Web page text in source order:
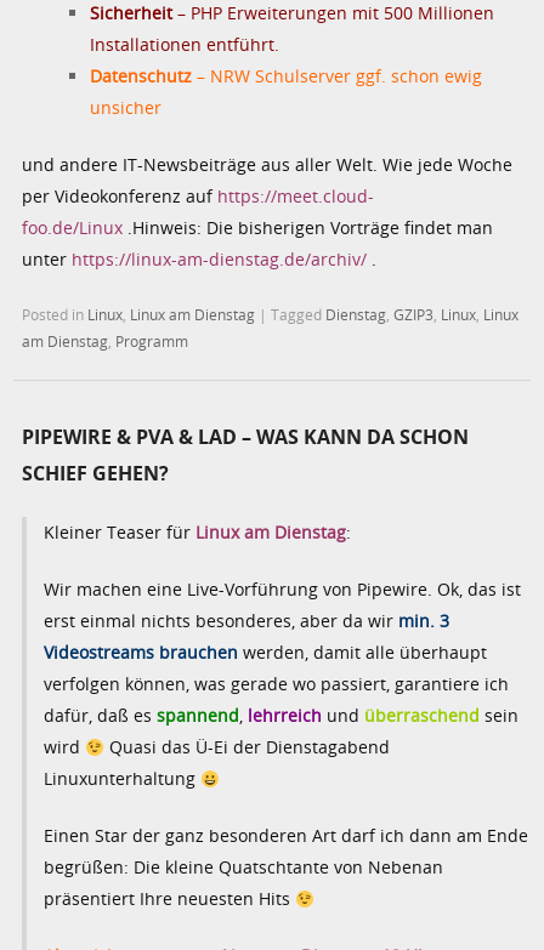
Sicherheit– PHP Erweiterungen mit 500 Millionen
Installationen entführt.
Datenschutz – NRW Schulserver ggf. schon ewig
unsicher
und andere IT-Newsbeiträge aus aller Welt. Wie jede Woche
per Videokonferenz auf https://meet.cloud-
foo.de/Linux .Hinweis: Die bisherigen Vorträge findet man
unter https://linux-am-dienstag.de/archiv/ .
Posted in Linux Linux am Dienstag |Tagged Dienstag ,GZIP3 Linux Linux
am Dienstag Programm
PIPEWIRE & PVA & LAD – WAS KANN DA SCHON
SCHIEF GEHEN?
Kleiner Teaser für Linux am Dienstag:
Wir machen eine Live-Vorführung von Pipewire. Ok, das ist
erst einmal nichts besonderes, aber da wir min. 3
Videostreams brauchen werden, damit alle überhaupt
verfolgen können, was gerade wo passiert, garantiere ich
dafür, daß esspannend, lehrreich und überraschend sein
wird
Quasi das Ü-Ei der Dienstagabend
Linuxunterhaltung
Einen Star der ganz besonderen Art darf ich dann am Ende
begrüßen: Die kleine Quatschtante von Nebenan
präsentiert Ihre neuesten Hits